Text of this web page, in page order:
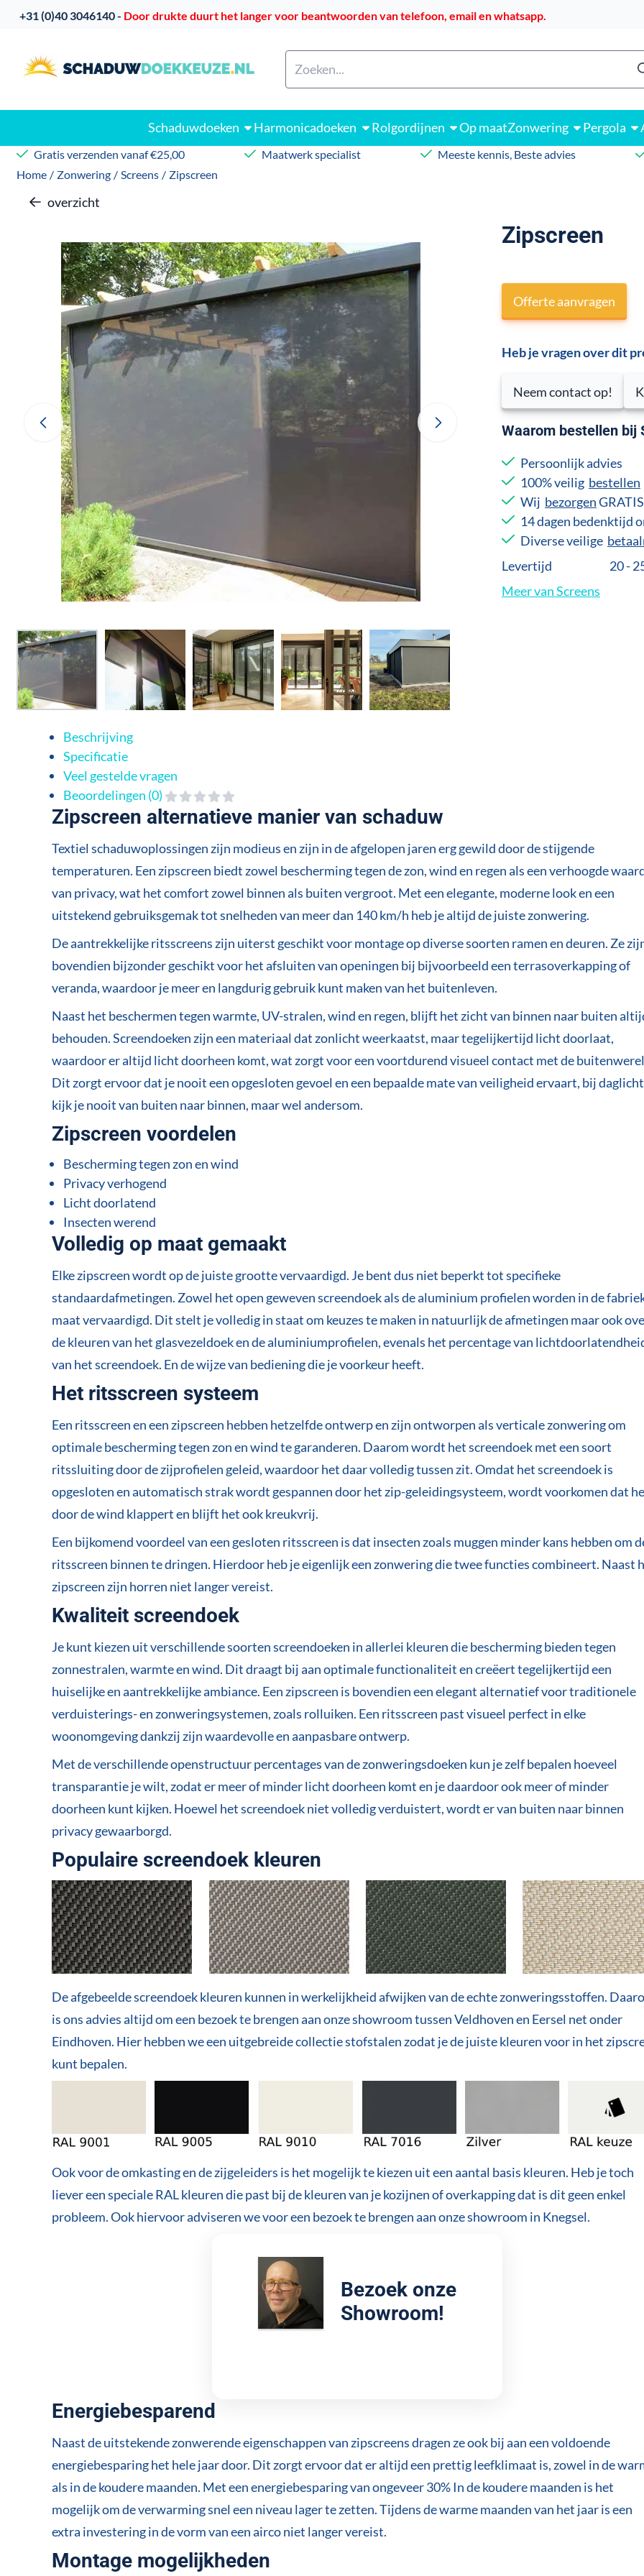
Cookievoorkeuren zijn beschikbaar. Kies instellingen of sta alle cookies toe.
​+31 (0)40 3046140 - Door drukte duurt het langer voor beantwoorden van telefoon, email en whatsapp.
Schaduwdoeken Harmonicadoeken Rolgordijnen Op maatZonwering Pergola
Gratis verzenden vanaf €25,00 Maatwerk specialist
Meeste kennis, Beste advies
Home / Zonwering / Screens / Zipscreen
overzicht
Zipscreen
Offerte aanvragen
Heb je vragen over dit
Neem contact op!
Waarom bestellen bij
Persoonlijk advies
100% veilig bestellen
Wij bezorgen
14 dagen bedenktijd
Diverse veilige
Levertijd
20 -
Meer van Screens
Beschrijving
Specificatie
Veel gestelde vragen
Beoordelingen (0)
Zipscreen alternatieve manier van schaduw
Textiel schaduwoplossingen zijn modieus en zijn in de afgelopen jaren erg gewild door de stijgende
temperaturen. Een zipscreen biedt zowel bescherming tegen de zon, wind en regen als een verhoogde
van privacy, wat het comfort zowel binnen als buiten vergroot. Met een elegante, moderne look en een
uitstekend gebruiksgemak tot snelheden van meer dan 140 km/h heb je altijd de juiste zonwering.
De aantrekkelijke ritsscreens zijn uiterst geschikt voor montage op diverse soorten ramen en deuren. Ze
bovendien bijzonder geschikt voor het afsluiten van openingen bij bijvoorbeeld een terrasoverkapping of
veranda, waardoor je meer en langdurig gebruik kunt maken van het buitenleven.
Naast het beschermen tegen warmte, UV-stralen, wind en regen, blijft het zicht van binnen naar buiten
behouden. Screendoeken zijn een materiaal dat zonlicht weerkaatst, maar tegelijkertijd licht doorlaat,
waardoor er altijd licht doorheen komt, wat zorgt voor een voortdurend visueel contact met de
Dit zorgt ervoor dat je nooit een opgesloten gevoel en een bepaalde mate van veiligheid ervaart, bij daglicht
kijk je nooit van buiten naar binnen, maar wel andersom.
Zipscreen voordelen
Bescherming tegen zon en wind
Privacy verhogend
Licht doorlatend
Insecten werend
Volledig op maat gemaakt
Elke zipscreen wordt op de juiste grootte vervaardigd. Je bent dus niet beperkt tot specifieke
standaardafmetingen. Zowel het open geweven screendoek als de aluminium profielen worden in de
maat vervaardigd. Dit stelt je volledig in staat om keuzes te maken in natuurlijk de afmetingen maar ook
de kleuren van het glasvezeldoek en de aluminiumprofielen, evenals het percentage van
van het screendoek. En de wijze van bediening die je voorkeur heeft.
Het ritsscreen systeem
Een ritsscreen en een zipscreen hebben hetzelfde ontwerp en zijn ontworpen als verticale zonwering om
optimale bescherming tegen zon en wind te garanderen. Daarom wordt het screendoek met een soort
ritssluiting door de zijprofielen geleid, waardoor het daar volledig tussen zit. Omdat het screendoek is
opgesloten en automatisch strak wordt gespannen door het zip-geleidingsysteem, wordt voorkomen dat
door de wind klappert en blijft het ook kreukvrij.
Een bijkomend voordeel van een gesloten ritsscreen is dat insecten zoals muggen minder kans hebben om
ritsscreen binnen te dringen. Hierdoor heb je eigenlijk een zonwering die twee functies combineert. Naast
zipscreen zijn horren niet langer vereist.
Kwaliteit screendoek
Je kunt kiezen uit verschillende soorten screendoeken in allerlei kleuren die bescherming bieden tegen
zonnestralen, warmte en wind. Dit draagt bij aan optimale functionaliteit en creëert tegelijkertijd een
huiselijke en aantrekkelijke ambiance. Een zipscreen is bovendien een elegant alternatief voor traditionele
verduisterings- en zonweringsystemen, zoals rolluiken. Een ritsscreen past visueel perfect in elke
woonomgeving dankzij zijn waardevolle en aanpasbare ontwerp.
Met de verschillende openstructuur percentages van de zonweringsdoeken kun je zelf bepalen hoeveel
transparantie je wilt, zodat er meer of minder licht doorheen komt en je daardoor ook meer of minder
doorheen kunt kijken. Hoewel het screendoek niet volledig verduistert, wordt er van buiten naar binnen
privacy gewaarborgd.
Populaire screendoek kleuren
De afgebeelde screendoek kleuren kunnen in werkelijkheid afwijken van de echte zonweringsstoffen.
is ons advies altijd om een bezoek te brengen aan onze showroom tussen Veldhoven en Eersel net onder
Eindhoven. Hier hebben we een uitgebreide collectie stofstalen zodat je de juiste kleuren voor in het
kunt bepalen.
Ook voor de omkasting en de zijgeleiders is het mogelijk te kiezen uit een aantal basis kleuren. Heb je toch
liever een speciale RAL kleuren die past bij de kleuren van je kozijnen of overkapping dat is dit geen enkel
probleem. Ook hiervoor adviseren we voor een bezoek te brengen aan onze showroom in Knegsel.
Bezoek onze
Showroom!
Energiebesparend
Naast de uitstekende zonwerende eigenschappen van zipscreens dragen ze ook bij aan een voldoende
energiebesparing het hele jaar door. Dit zorgt ervoor dat er altijd een prettig leefklimaat is, zowel in de
als in de koudere maanden. Met een energiebesparing van ongeveer 30% In de koudere maanden is het
mogelijk om de verwarming snel een niveau lager te zetten. Tijdens de warme maanden van het jaar is een
extra investering in de vorm van een airco niet langer vereist.
Montage mogelijkheden